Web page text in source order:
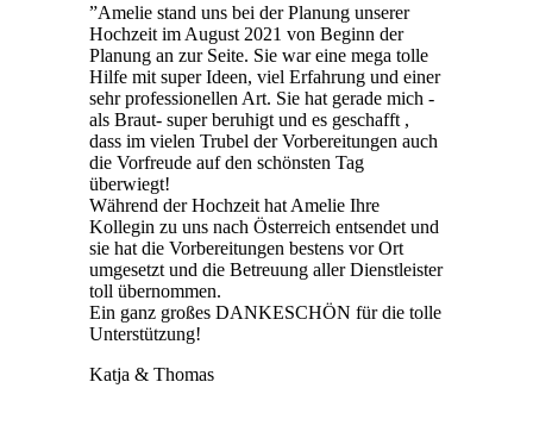
”Amelie stand uns bei der Planung unserer
Hochzeit im August 2021 von Beginn der
Planung an zur Seite. Sie war eine mega tolle
Hilfe mit super Ideen, viel Erfahrung und einer
sehr professionellen Art. Sie hat gerade mich -
als Braut- super beruhigt und es geschafft ,
dass im vielen Trubel der Vorbereitungen auch
die Vorfreude auf den schönsten Tag
überwiegt!
Während der Hochzeit hat Amelie Ihre
Kollegin zu uns nach Österreich entsendet und
sie hat die Vorbereitungen bestens vor Ort
umgesetzt und die Betreuung aller Dienstleister
toll übernommen.
Ein ganz großes DANKESCHÖN für die tolle
Unterstützung!
Katja & Thomas